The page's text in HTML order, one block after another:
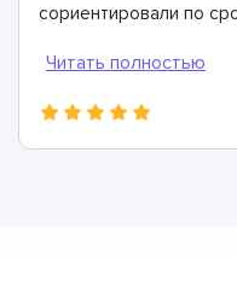
сориентировали по